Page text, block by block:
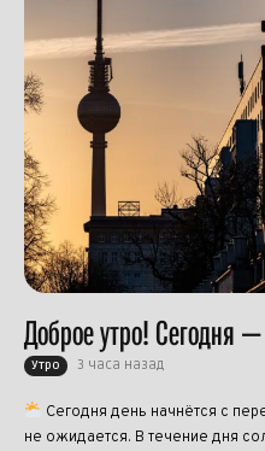
Доброе утро! Сегодня —
Утро 3 часа назад
Сегодня день начнётся с
не ожидается. В течение дня